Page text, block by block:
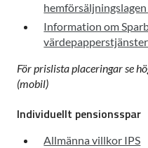
Information om
värdepapperstjänster
För prislista placeringar se
(mobil)
Individuellt pensionsspar
Allmänna villkor IPS